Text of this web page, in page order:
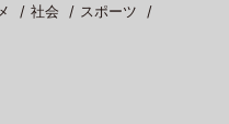
社会
スポーツ